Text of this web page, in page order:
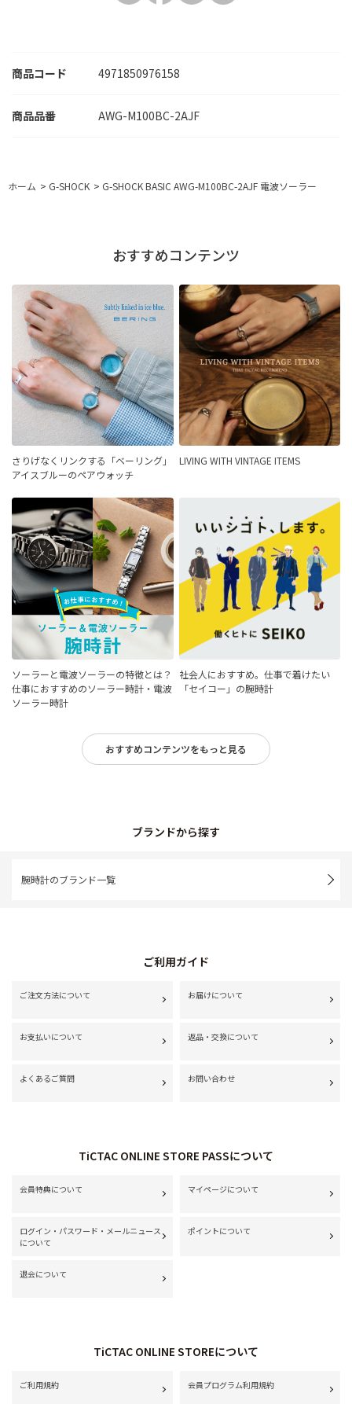
商品コード 4971850976158
AWG-M100BC-2AJF
ホーム > G-SHOCK > G-SHOCK BASIC AWG-M100BC-2AJF 電波ソーラー
おすすめコンテンツ
さりげなくリンクする「ベーリング」
アイスブルーのペアウォッチ
LIVING WITH VINTAGE ITEMS
ソーラーと電波ソーラーの特徴とは？
仕事におすすめのソーラー時計・電波
ソーラー時計
社会人におすすめ。仕事で着けたい
「セイコー」の腕時計
おすすめコンテンツをもっと見る
ブランドから探す
腕時計のブランド一覧
ご利用ガイド
ご注文方法について お届けについて
お支払いについて 返品・交換について
よくあるご質問 お問い合わせ
TiCTAC ONLINE STORE PASSについて
会員特典について マイページについて
ログイン・パスワード・メールニュース
について
ポイントについて
退会について
TiCTAC ONLINE STOREについて
ご利用規約 会員プログラム利用規約